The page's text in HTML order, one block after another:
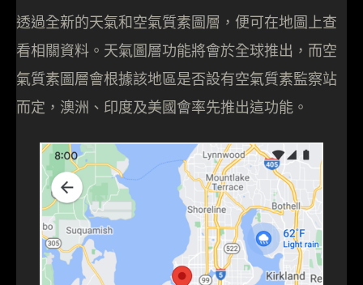
透過全新的天氣和空氣質素圖層，便可在地圖上查
看相關資料。天氣圖層功能將會於全球推出，而空
氣質素圖層會根據該地區是否設有空氣質素監察站
而定，澳洲、印度及美國會率先推出這功能。